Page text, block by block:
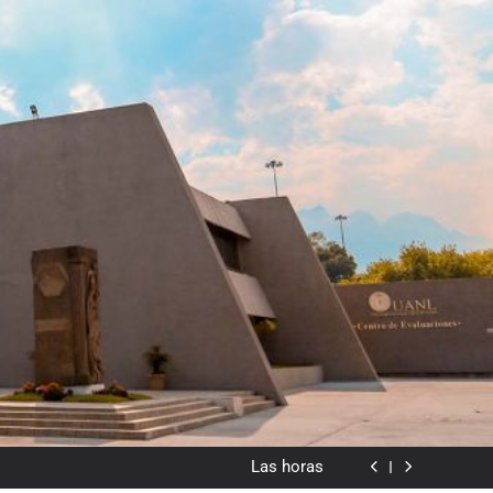
en lo visual como forma o cromatismo”
Poemas de Victoria Marín Fallas
Las horas
Del valor en la literatura